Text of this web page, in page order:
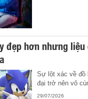
đẹp hơn nhưng
Sự lột xác về đồ
đại trở nên vô
29/07/2026